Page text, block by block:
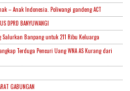
– Anak Indonesia. Poliwangi gandeng ACT
DPRD BANYUWANGI
Banpang untuk 211 Ribu Keluarga
Terduga Pencuri Uang WNA AS Kurang dari
GABUNGAN